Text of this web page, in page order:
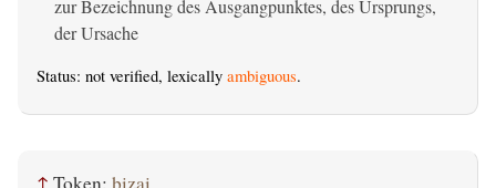
zur Bezeichnung des Ausgangpunktes, des Ursprungs,
der Ursache
Status: not verified, lexically ambiguous.